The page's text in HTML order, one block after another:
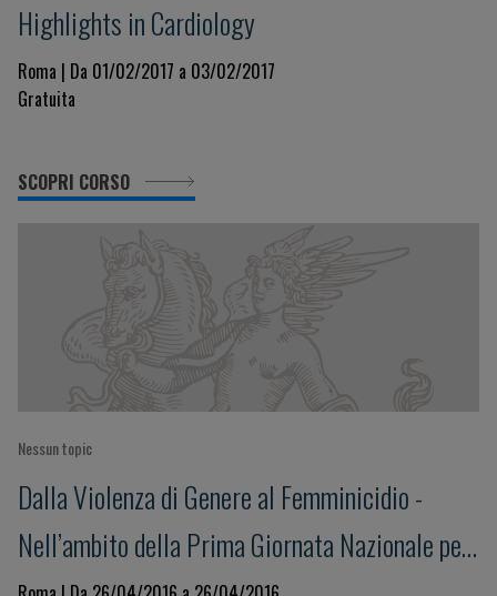
Highlights in Cardiology
Roma | Da 01/02/2017 a 03/02/2017
Gratuita
SCOPRI CORSO
Nessun topic
Dalla Violenza di Genere al Femminicidio -
Nell’ambito della Prima Giornata Nazionale per